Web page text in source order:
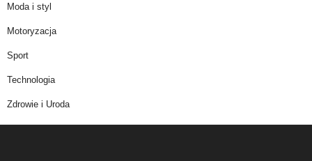
Moda i styl
Motoryzacja
Sport
Technologia
Zdrowie i Uroda